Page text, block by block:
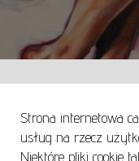
Strona internetowa
usług na rzecz
Niektóre pliki cookie